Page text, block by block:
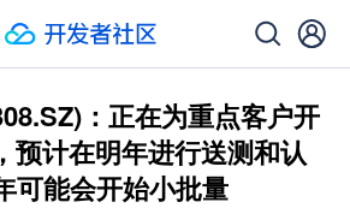
：正在为重点客户开
预计在明年进行送测和认
可能会开始小批量